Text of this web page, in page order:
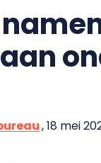
, 18 mei